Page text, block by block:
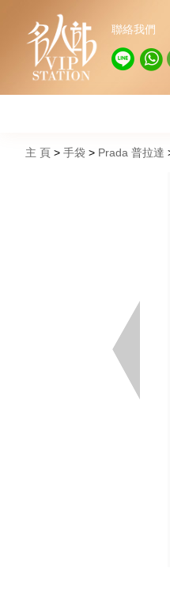
聯絡我們
主 頁 手袋 Prada 普拉達